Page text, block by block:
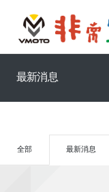
最新消息
全部 最新消息